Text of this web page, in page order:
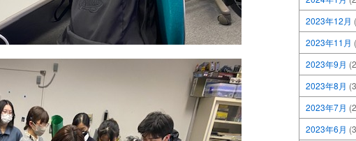
2023年12月
2023年11月
2023年9月
2023年8月
2023年7月
2023年6月